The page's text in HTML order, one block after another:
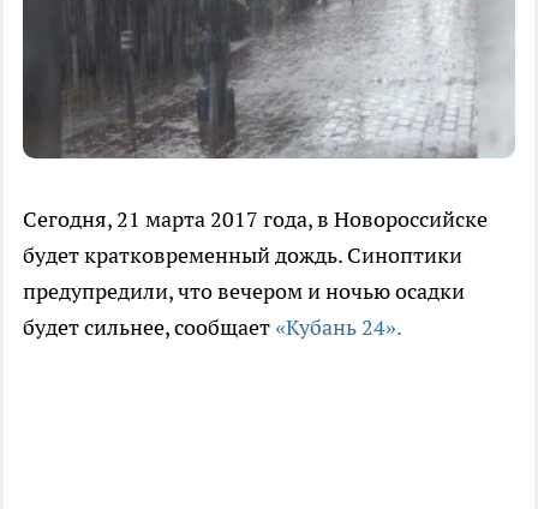
Сегодня, 21 марта 2017 года, в Новороссийске
будет кратковременный дождь. Синоптики
предупредили, что вечером и ночью осадки
будет сильнее, сообщает «Кубань 24».